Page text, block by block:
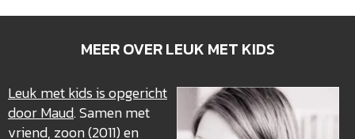
MEER OVER LEUK MET KIDS
Leuk met kids is opgericht
door Maud. Samen met
vriend, zoon (2011) en